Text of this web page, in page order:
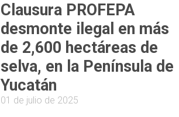
Clausura PROFEPA
desmonte ilegal en más
de 2,600 hectáreas de
selva, en la Península de
Yucatán
01 de julio de 2025